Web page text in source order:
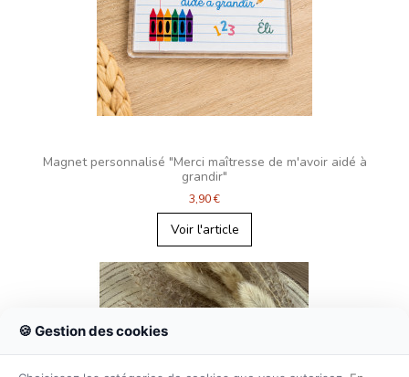
Magnet personnalisé "Merci maîtresse de m'avoir aidé à
grandir"
3,90 €
Voir l'article
🍪 Gestion des cookies